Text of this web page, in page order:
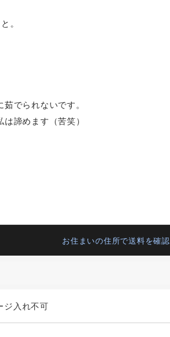
。
でられないです。
諦めます（苦笑）
お住まいの住所で送料を確認
ジ入れ不可